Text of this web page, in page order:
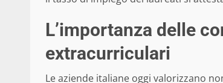
L’importanza delle
extracurriculari
Le aziende italiane oggi valorizzano